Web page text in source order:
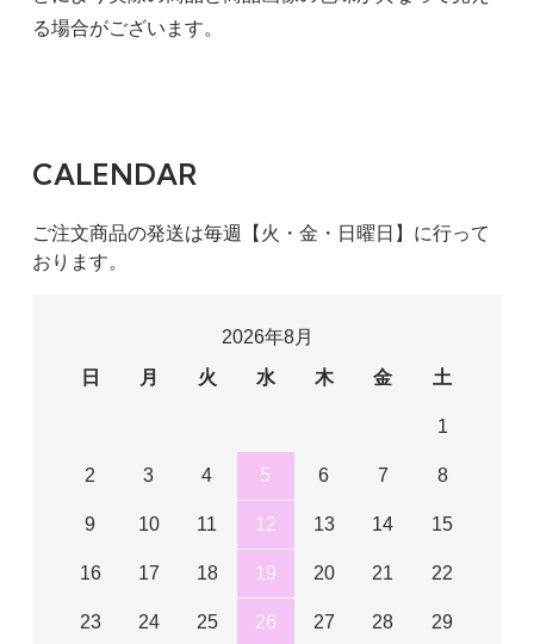
る場合がございます。
CALENDAR
ご注文商品の発送は毎週【火・金・日曜日】に行って
おります。
2026年8月
日
月 火 水 木 金 土
1
2 3 4 5 6 7 8
9 10 11 12 13 14 15
16 17 18 19 20 21 22
23 24 25 26 27 28 29